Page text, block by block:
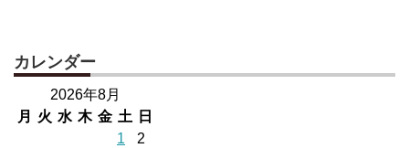
カレンダー
2026年8月
月
火 水 木 金 土 日
1
2